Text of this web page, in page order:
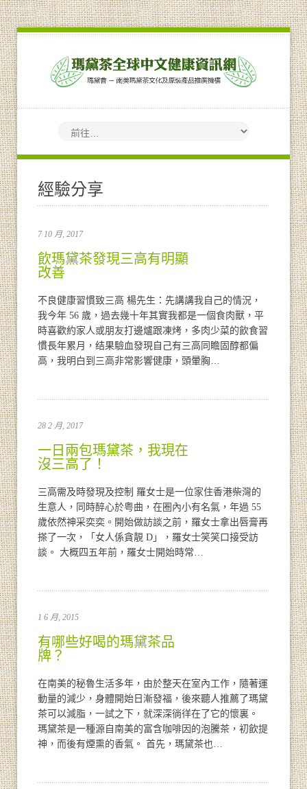
經驗分享
7 10 月, 2017
飲瑪黛茶發現三高有明顯
改善
不良健康習慣致三高 楊先生：先講講我自己的情況，
我今年 56 歲，過去幾十年其實我都是一個食肉獸，平
時喜歡約家人或朋友打邊爐跟凍烤，多肉少菜的飲食習
慣長年累月，结果驗血發現自己有三高同瞻固醇都偏
高，我明白到三高非常影響健康，頭暈胸…
28 2 月, 2017
一日兩包瑪黛茶，我現在
沒三高了！
三高需及時發現及控制 羅女士是一位家住香港柴灣的
生意人，同時醉心於粤曲，在圈內小有名氣，年過 55
歲依然神采奕奕。開始做訪談之前，羅女士拿出唇膏再
搽了一次，「女人係貪靚 D」，羅女士笑笑口接受訪
談。 大概四五年前，羅女士開始時常…
1 6 月, 2015
有哪些好喝的瑪黛茶品
牌？
在南美的秘魯生活多年，由於整天在室內工作，隨著運
動量的減少，身體開始日漸發福，後來聽人推薦了瑪黛
茶可以減脂，一試之下，就深深徜徉在了它的懷裏。
瑪黛茶是一種源自南美的富含咖啡因的泡騰茶，初飲提
神，而後有煙熏的香氣。 首先，瑪黛茶也…